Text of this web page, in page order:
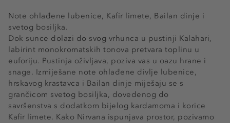
Note ohlađene lubenice, Kafir limete, Bailan dinje i
svetog bosiljka.
Dok sunce dolazi do svog vrhunca u pustinji Kalahari,
labirint monokromatskih tonova pretvara toplinu u
euforiju. Pustinja oživljava, poziva vas u oazu hrane i
snage. Izmiješane note ohlađene divlje lubenice,
hrskavog krastavca i Bailan dinje miješaju se s
grančicom svetog bosiljka, dovedenog do
savršenstva s dodatkom bijelog kardamoma i korice
Kafir limete. Kako Nirvana ispunjava prostor, pozivamo